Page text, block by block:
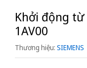
Khởi động từ
1AV00
Thương hiệu: SIEMENS